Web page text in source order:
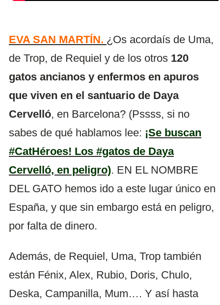
EVA SAN MARTÍN. ¿Os acordaís de Uma,
de Trop, de Requiel y de los otros 120
gatos ancianos y enfermos en apuros
que viven en el santuario de Daya
Cervelló, en Barcelona? (Pssss, si no
sabes de qué hablamos lee: ¡Se buscan
#CatHéroes! Los #gatos de Daya
Cervelló, en peligro). EN EL NOMBRE
DEL GATO hemos ido a este lugar único en
España, y que sin embargo está en peligro,
por falta de dinero.
Además, de Requiel, Uma, Trop también
están Fénix, Alex, Rubio, Doris, Chulo,
Deska, Campanilla, Mum…. Y así hasta